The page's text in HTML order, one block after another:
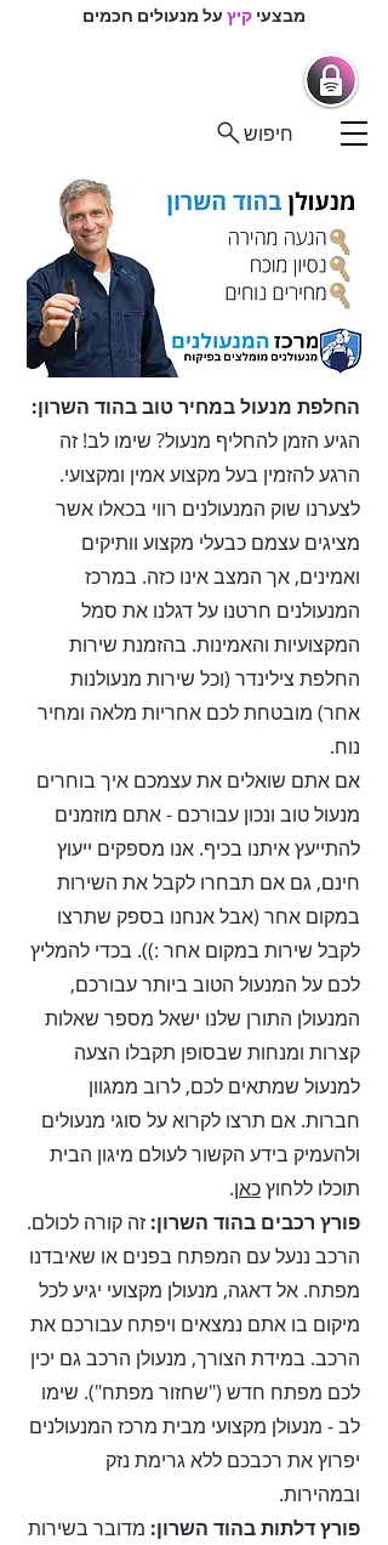
מבצעיקיץעל מנעולים חכמים
חיפוש
החלפת מנעול במחיר טוב בהוד השרון:
הגיע הזמן להחליף מנעול? שימו לב! זה
הרגע להזמין בעל מקצוע אמין ומקצועי.
לצערנו שוק המנעולנים רווי בכאלו אשר
מציגים עצמם כבעלי מקצוע וותיקים
ואמינים, אך המצב אינו כזה. במרכז
המנעולנים חרטנו על דגלנו את סמל
המקצועיות והאמינות. בהזמנת שירות
החלפת צילינדר (וכל שירות מנעולנות
אחר) מובטחת לכם אחריות מלאה ומחיר
נוח.
אם אתם שואלים את עצמכם איך בוחרים
מנעול טוב ונכון עבורכם - אתם מוזמנים
להתייעץ איתנו בכיף. אנו מספקים ייעוץ
חינם, גם אם תבחרו לקבל את השירות
במקום אחר (אבל אנחנו בספק שתרצו
לקבל שירות במקום אחר :)). בכדי להמליץ
לכם על המנעול הטוב ביותר עבורכם,
המנעולן התורן שלנו ישאל מספר שאלות
קצרות ומנחות שבסופן תקבלו הצעה
למנעול שמתאים לכם, לרוב ממגוון
חברות. אם תרצו לקרוא על סוגי מנעולים
ולהעמיק בידע הקשור לעולם מיגון הבית
תוכלו ללחוץכאן.
פורץ רכבים בהוד השרון: זה קורה לכולם.
הרכב ננעל עם המפתח בפנים או שאיבדנו
מפתח. אל דאגה, מנעולן מקצועי יגיע לכל
מיקום בו אתם נמצאים ויפתח עבורכם את
הרכב. במידת הצורך, מנעולן הרכב גם יכין
לכם מפתח חדש ("שחזור מפתח"). שימו
לב - מנעולן מקצועי מבית מרכז המנעולנים
יפרוץ את רכבכם ללא גרימת נזק
ובמהירות.
פורץ דלתותבהוד השרון: מדובר בשירות